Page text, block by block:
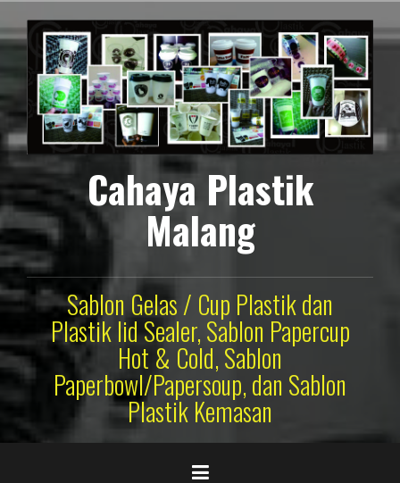
ke
konten
Cahaya Plastik
Malang
Sablon Gelas / Cup Plastik dan
Plastik lid Sealer, Sablon Papercup
Hot & Cold, Sablon
Paperbowl/Papersoup, dan Sablon
Plastik Kemasan